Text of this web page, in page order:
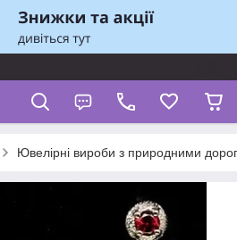
Ювелірні вироби з природними